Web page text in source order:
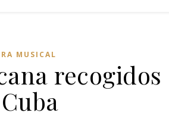
MUSICAL
recogidos